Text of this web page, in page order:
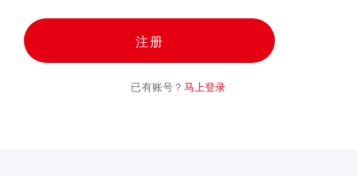
注册
已有账号？ 马上登录